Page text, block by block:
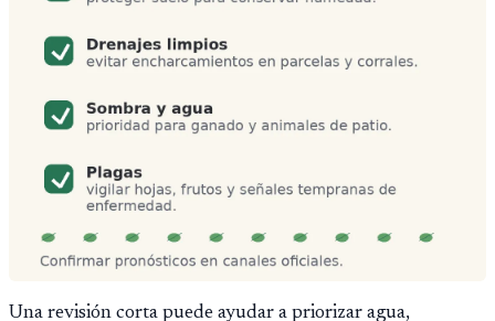
Una revisión corta puede ayudar a priorizar agua,